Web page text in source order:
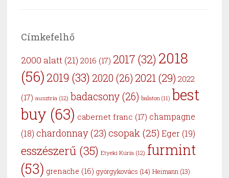
Címkefelhő
2000 alatt (21) 2016 (17) 2017 (32) 2018
(56)2019 (33) 2020 (26) 2021(29) 2022
(17) ausztria (12) badacsony (26) balaton (11) best
buy (63) cabernet franc (17) champagne
(18) chardonnay(23) csopak (25) Eger (19)
esszészerű (35) Etyeki Kúria (12) furmint
(53) grenache (16) györgykovács (14) Heimann (13)